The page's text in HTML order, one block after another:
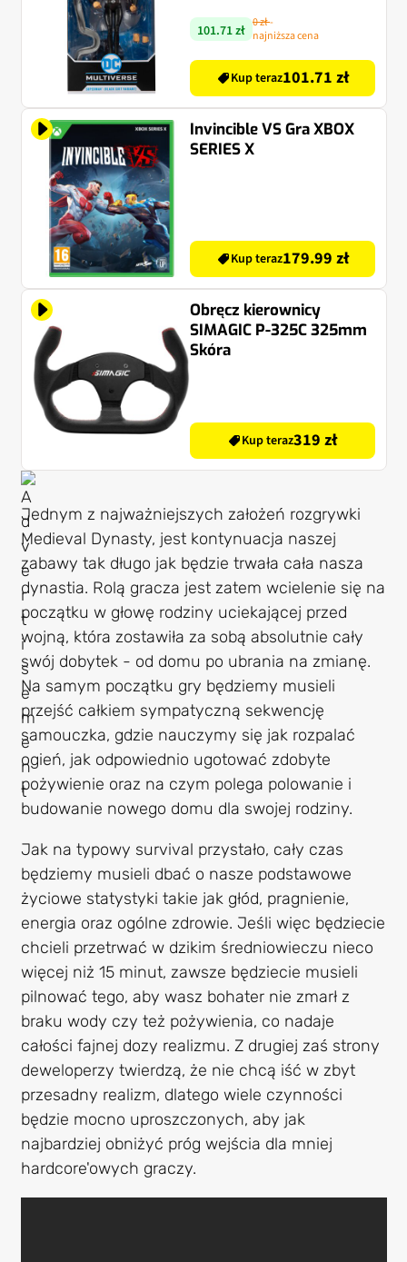
101.71 zł 0 zł-
najniższa cena
Kup teraz101.71 zł
Invincible VS Gra XBOX
SERIES X
Kup teraz179.99 zł
Obręcz kierownicy
SIMAGIC P-325C 325mm
Skóra
Kup teraz319 zł
Jednym z najważniejszych założeń rozgrywki
Medieval Dynasty, jest kontynuacja naszej
zabawy tak długo jak będzie trwała cała nasza
dynastia. Rolą gracza jest zatem wcielenie się na
początku w głowę rodziny uciekającej przed
wojną, która zostawiła za sobą absolutnie cały
swój dobytek - od domu po ubrania na zmianę.
Na samym początku gry będziemy musieli
przejść całkiem sympatyczną sekwencję
samouczka, gdzie nauczymy się jak rozpalać
ogień, jak odpowiednio ugotować zdobyte
pożywienie oraz na czym polega polowanie i
budowanie nowego domu dla swojej rodziny.
Jak na typowy survival przystało, cały czas
będziemy musieli dbać o nasze podstawowe
życiowe statystyki takie jak głód, pragnienie,
energia oraz ogólne zdrowie. Jeśli więc będziecie
chcieli przetrwać w dzikim średniowieczu nieco
więcej niż 15 minut, zawsze będziecie musieli
pilnować tego, aby wasz bohater nie zmarł z
braku wody czy też pożywienia, co nadaje
całości fajnej dozy realizmu. Z drugiej zaś strony
deweloperzy twierdzą, że nie chcą iść w zbyt
przesadny realizm, dlatego wiele czynności
będzie mocno uproszczonych, aby jak
najbardziej obniżyć próg wejścia dla mniej
hardcore'owych graczy.